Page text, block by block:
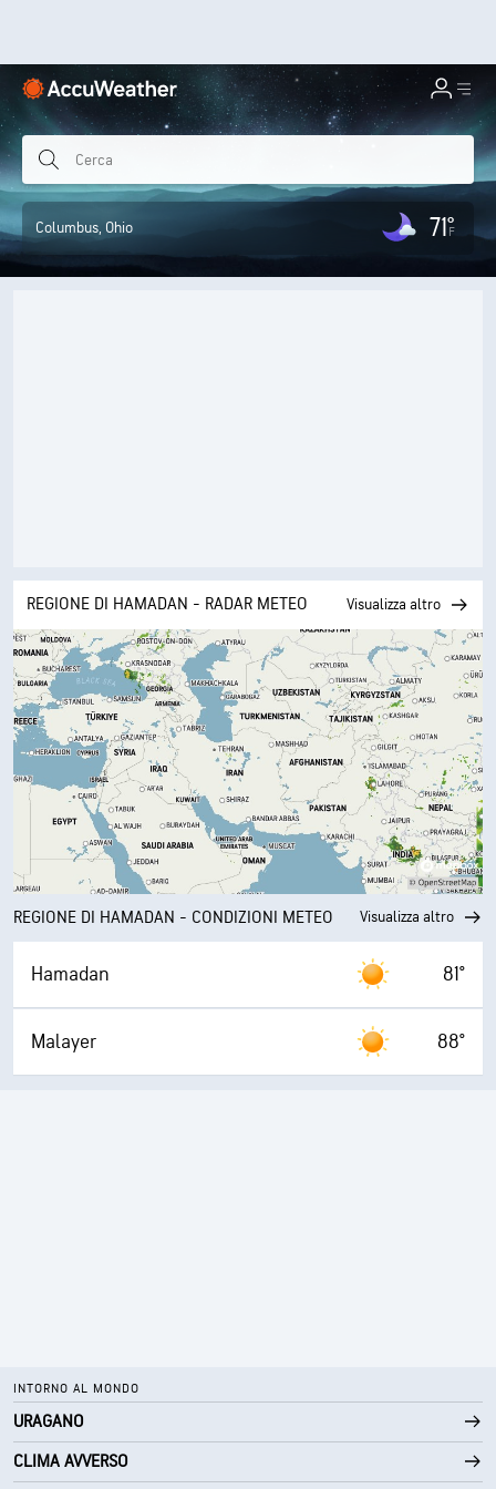
Columbus, Ohio 71°F
REGIONE DI HAMADAN - RADAR METEO Visualizza altro
REGIONE DI HAMADAN - CONDIZIONI METEO Visualizza altro
Hamadan 81°
Malayer 88°
INTORNO AL MONDO
URAGANO
CLIMA AVVERSO